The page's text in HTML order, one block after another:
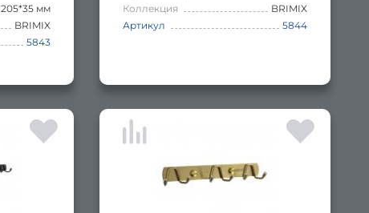
205*35 мм
BRIMIX
5843
Коллекция
BRIMIX
Артикул
5844